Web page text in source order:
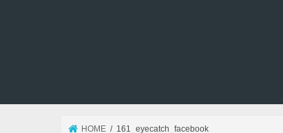
HOME 161_eyecatch_facebook